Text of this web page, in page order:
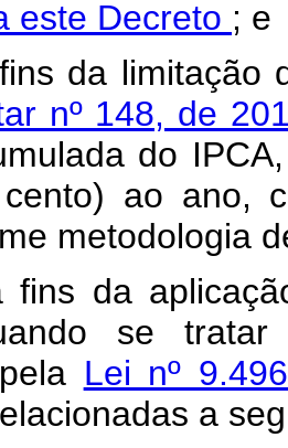
este Decreto ; e
da limitação
nº 148, de
do
ao ano,
metodologia
fins da
se tratar
Lei nº
a